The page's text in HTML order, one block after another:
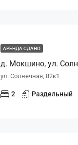
АРЕНДА СДАНО
д. Мокшино, ул.
ул. Солнечная, 82к1
2 Раздельный